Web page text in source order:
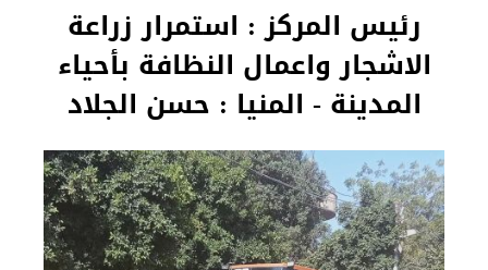
رئيس المركز : استمرار زراعة
الاشجار واعمال النظافة بأحياء
المدينة - المنيا : حسن الجلاد